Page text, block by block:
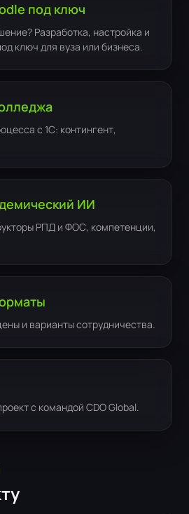
под ключ
Разработка, настройка и
ключ для вуза или бизнеса.
с 1С: контингент,
ИИ
РПД и ФОС, компетенции,
и варианты сотрудничества.
с командой CDO Global.